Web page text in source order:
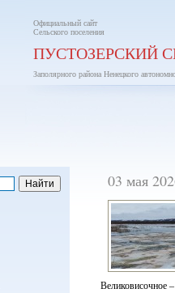
Официальный сайт
Сельского поселения
ПУСТОЗЕРСКИЙ
Заполярного района Ненецкого
03 мая
Великовисочное